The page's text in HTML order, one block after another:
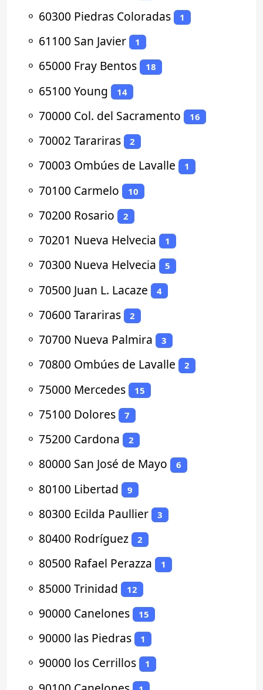
⚬ 60300 Piedras Coloradas 1
⚬ 61100 San Javier 1
⚬ 65000 Fray Bentos 18
⚬ 65100 Young 14
⚬ 70000 Col. del Sacramento 16
⚬ 70002 Tarariras 2
⚬ 70003 Ombúes de Lavalle 1
⚬ 70100 Carmelo 10
⚬ 70200 Rosario 2
⚬ 70201 Nueva Helvecia 1
⚬ 70300 Nueva Helvecia 5
⚬ 70500 Juan L. Lacaze 4
⚬ 70600 Tarariras 2
⚬ 70700 Nueva Palmira 3
⚬ 70800 Ombúes de Lavalle 2
⚬ 75000 Mercedes 15
⚬ 75100 Dolores 7
⚬ 75200 Cardona 2
⚬ 80000 San José de Mayo 6
⚬ 80100 Libertad 9
⚬ 80300 Ecilda Paullier 3
⚬ 80400 Rodríguez 2
⚬ 80500 Rafael Perazza 1
⚬ 85000 Trinidad 12
⚬ 90000 Canelones 15
⚬ 90000 las Piedras 1
⚬ 90000 los Cerrillos 1